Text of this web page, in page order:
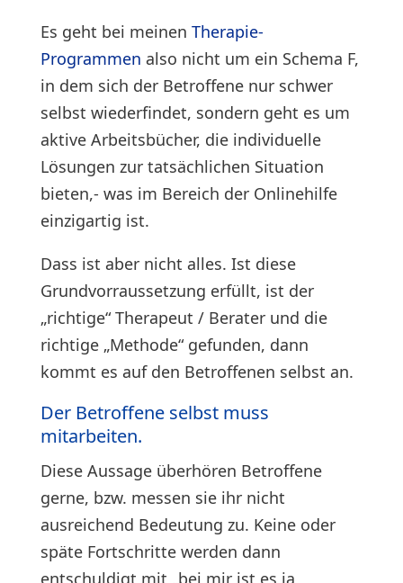
Es geht bei meinen Therapie-
Programmen also nicht um ein Schema F,
in dem sich der Betroffene nur schwer
selbst wiederfindet, sondern geht es um
aktive Arbeitsbücher, die individuelle
Lösungen zur tatsächlichen Situation
bieten,- was im Bereich der Onlinehilfe
einzigartig ist.
Dass ist aber nicht alles. Ist diese
Grundvorraussetzung erfüllt, ist der
„richtige“ Therapeut / Berater und die
richtige „Methode“ gefunden, dann
kommt es auf den Betroffenen selbst an.
Der Betroffene selbst muss
mitarbeiten.
Diese Aussage überhören Betroffene
gerne, bzw. messen sie ihr nicht
ausreichend Bedeutung zu. Keine oder
späte Fortschritte werden dann
entschuldigt mit „bei mir ist es ja